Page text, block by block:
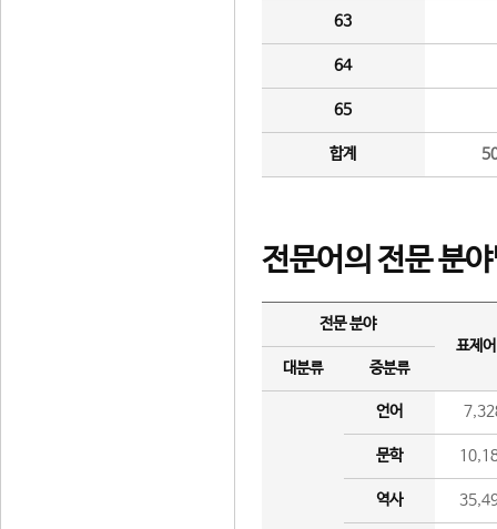
63
64
65
합계
전문어의 전문 분
전문 분야
표제
대분류
중분류
언어
문학
역사